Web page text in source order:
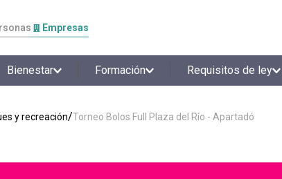
Empresas
Bienestar Formación Requisitos de ley
y recreación Torneo Bolos Full Plaza del Río - Apartadó
LO MÁS BUSCADO
1.
smart fit
cine